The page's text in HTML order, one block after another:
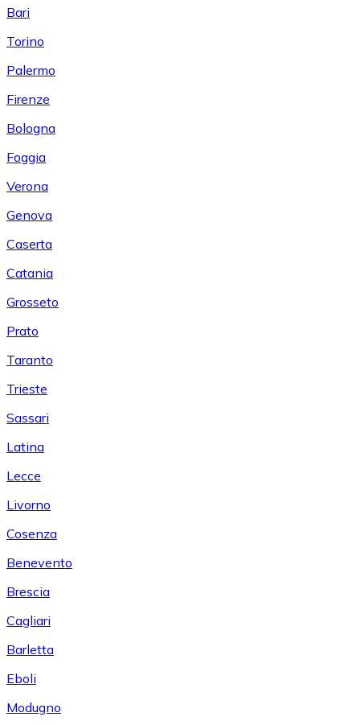
Bari
Torino
Palermo
Firenze
Bologna
Foggia
Verona
Genova
Caserta
Catania
Grosseto
Prato
Taranto
Trieste
Sassari
Latina
Lecce
Livorno
Cosenza
Benevento
Brescia
Cagliari
Barletta
Eboli
Modugno